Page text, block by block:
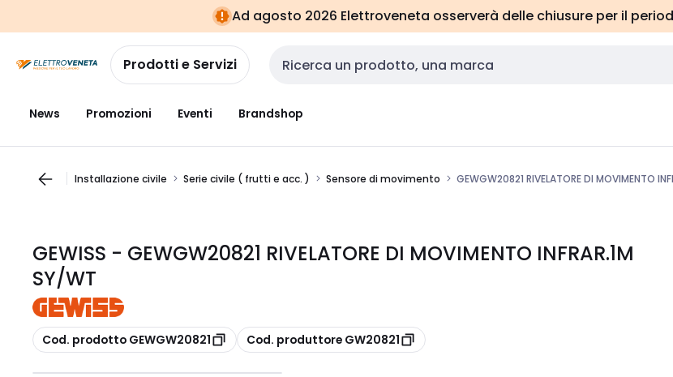
navigazionealla
pagina
Ad agosto 2026 Elettroveneta osserverà delle chiusure per il
Prodotti e Servizi Cerca input
News Promozioni Eventi Brandshop
Installazione civile Serie civile ( frutti e acc. ) Sensore di movimento GEWGW20821 RIVELATORE DI MOVIMENTO
GEWISS - GEWGW20821 RIVELATORE DI MOVIMENTO INFRAR.1M
SY/WT
copia
Cod. prodotto GEWGW20821 copia
Cod. produttore GW20821